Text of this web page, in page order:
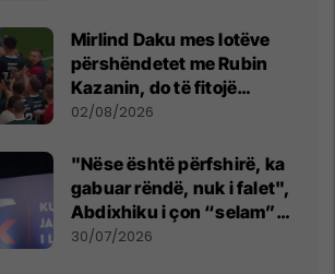
Mirlind Daku mes lotëve
përshëndetet me Rubin
Kazanin, do të fitojë
miliona te Spartak Moska
02/08/2026
"Nëse është përfshirë, ka
gabuar rëndë, nuk i falet",
Abdixhiku i çon “selam”
Përparim Ramës
30/07/2026